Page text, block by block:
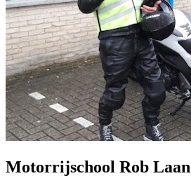
Motorrijschool Rob Laan